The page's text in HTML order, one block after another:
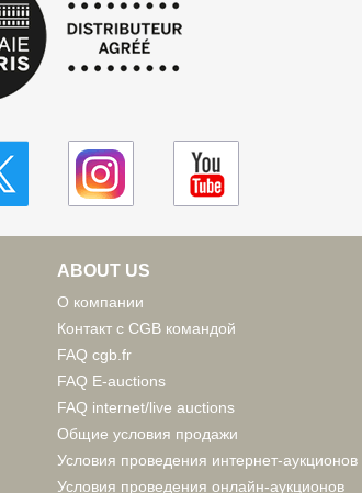
ABOUT US
О компании
Контакт с CGB командой
FAQ cgb.fr
FAQ E-auctions
FAQ internet/live auctions
Общие условия продажи
Условия проведения интернет-аукционов
Условия проведения онлайн-аукционов